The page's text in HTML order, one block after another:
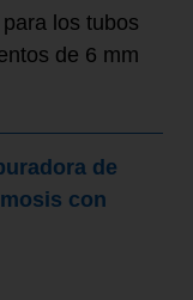
los tubos
de 6 mm
de
con